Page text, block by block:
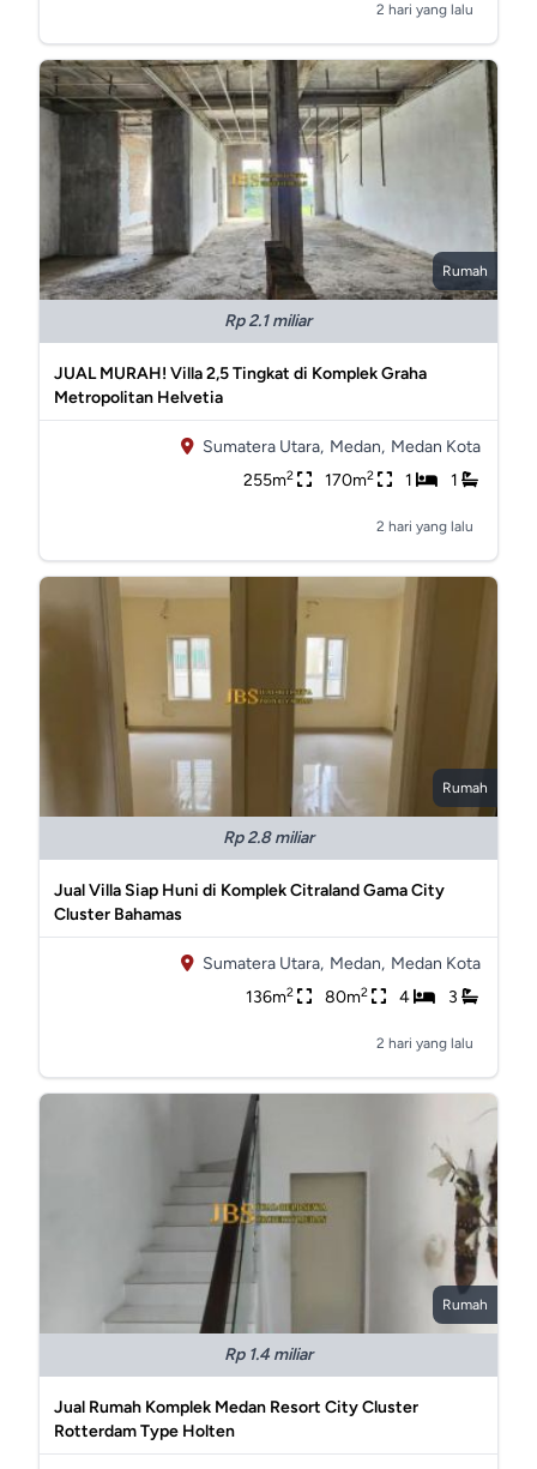
2 hari yang lalu
Rumah
Rp 2.1 miliar
JUAL MURAH! Villa 2,5 Tingkat di Komplek Graha
Metropolitan Helvetia
Sumatera Utara, Medan, Medan Kota
255m2 170m2 1 1
2 hari yang lalu
Rumah
Rp 2.8 miliar
Jual Villa Siap Huni di Komplek Citraland Gama City
Cluster Bahamas
Sumatera Utara, Medan, Medan Kota
136m2 80m2 4 3
2 hari yang lalu
Rumah
Rp 1.4 miliar
Jual Rumah Komplek Medan Resort City Cluster
Rotterdam Type Holten